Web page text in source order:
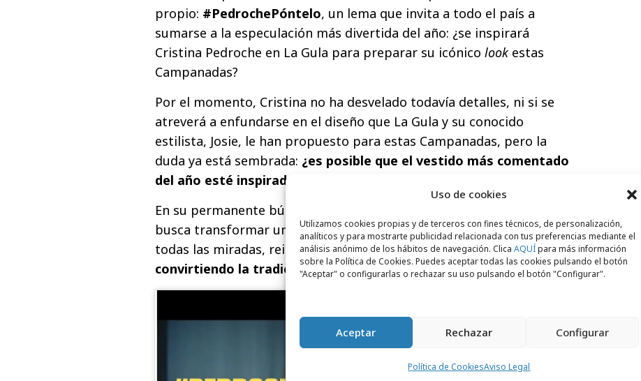
Uso de cookies
Utilizamos cookies propias y de terceros con fines técnicos, de personalización,
analíticos y para mostrarte publicidad relacionada con tus preferencias mediante el
análisis anónimo de los hábitos de navegación. Clica AQUÍpara más información
sobre la Política de Cookies. Puedes aceptar todas las cookies pulsando el botón
"Aceptar" o configurarlas o rechazar su uso pulsando el botón "Configurar".
Aceptar Rechazar Configurar
Política de CookiesAviso Legal
propio: #PedrochePóntelo, un lema que invita a todo el país a
sumarse a la especulación más divertida del año: ¿se inspirará
Cristina Pedroche en La Gula para preparar su icónico lookestas
Campanadas?
Por el momento, Cristina no ha desvelado todavía detalles, ni si se
atreverá a enfundarse en el diseño que La Gula y su conocido
estilista, Josie, le han propuesto para estas Campanadas, pero la
duda ya está sembrada: ¿es posible que el vestido más comentado
del año esté inspirado en La Gula?
En su permanente búsqueda por sorprender, La Gula del Norte
busca transformar un clásico de nuestras mesas en el centro de
todas las miradas, reinventando la forma en que vivimos la Navidad y
convirtiendo la tradición en conversación.